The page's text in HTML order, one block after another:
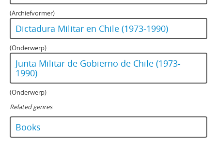
(Archiefvormer)
Dictadura Militar en Chile (1973-1990)
(Onderwerp)
Junta Militar de Gobierno de Chile (1973-
1990)
(Onderwerp)
Related genres
Books